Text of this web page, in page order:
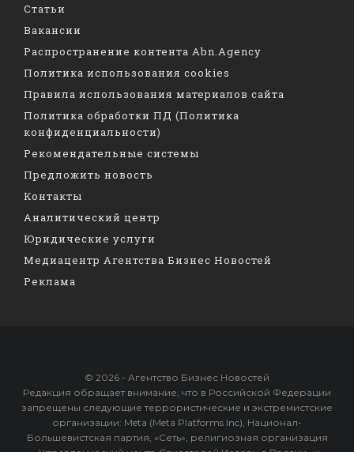
Статьи
Вакансии
Распространение контента Abn.Agency
Политика использования cookies
Правила использования материалов сайта
Политика обработки ПД (Политика
конфиденциальности)
Рекомендательные системы
Предложить новость
Контакты
Аналитический центр
Юридические услуги
Медиацентр Агентства Бизнес Новостей
Реклама
© 2026 - Агентство Бизнес Новостей
Редакция обращает внимание, что в Российской Федерации
запрещены следующие террористические и экстремистские
организации: Meta (Meta Platforms Inc), Национал-
Большевистская партия, «Сеть», религиозная организация